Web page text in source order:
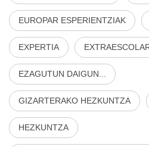
EUROPAR ESPERIENTZIAK
EXPERTIA
EZAGUTUN DAIGUN...
GIZARTERAKO HEZKUNTZA
HEZKUNTZA